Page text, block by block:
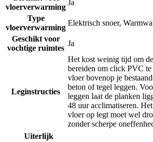
vloerverwarming
Ja
Type
vloerverwarming
Elektrisch snoer,
Geschikt voor
vochtige ruimtes
Ja
Leginstructies
Het kost weinig tijd om
bereiden om click PVC
vloer bovenop je
beton of tegel leggen.
leggen laat de planken
48 uur acclimatiseren.
vloer op legt moet wel
zonder scherpe
Uiterlijk